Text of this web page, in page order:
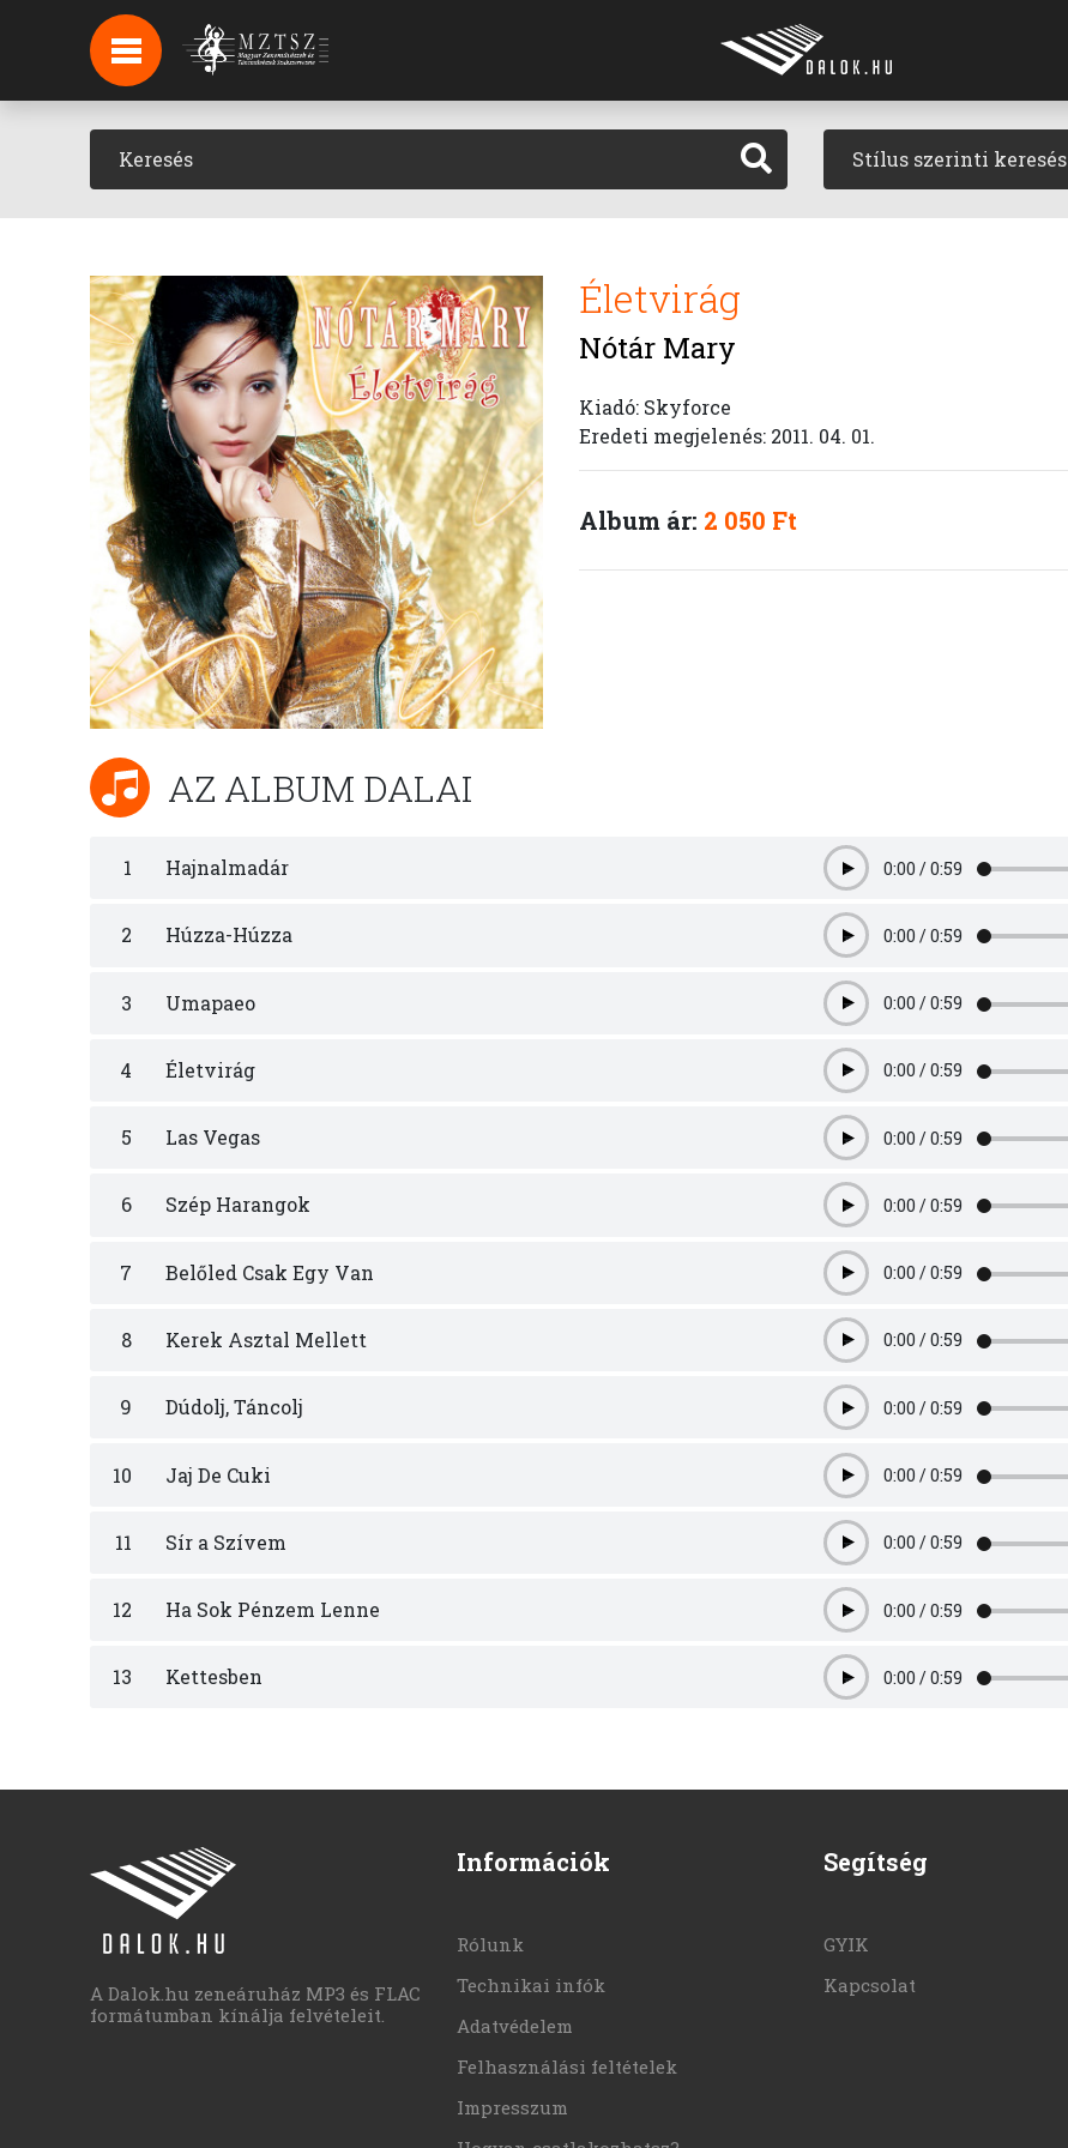
HÍREK
HÍRLEVÉL FELIRATKOZÁS
PODCAST Stílus szerinti keresés
Életvirág
Nótár Mary
Kiadó: Skyforce
Eredeti megjelenés: 2011. 04. 01.
Album ár: 2 050 Ft
AZ ALBUM DALAI
1 Hajnalmadár Play0:00 /0:59
2 Húzza-Húzza Play0:00 /0:59
3 Umapaeo Play0:00 /0:59
4 Életvirág Play0:00 /0:59
5 Las Vegas Play0:00 /0:59
6 Szép Harangok Play0:00 /0:59
7 Belőled Csak Egy Van Play0:00 /0:59
8 Kerek Asztal Mellett Play0:00 /0:59
9 Dúdolj, Táncolj Play0:00 /0:59
10 Jaj De Cuki Play0:00 /0:59
11 Sír a Szívem Play0:00 /0:59
12 Ha Sok Pénzem Lenne Play0:00 /0:59
13 Kettesben Play0:00 /0:59
A Dalok.hu zeneáruház MP3 és FLAC
formátumban kínálja felvételeit.
Információk
Rólunk
Technikai infók
Adatvédelem
Felhasználási feltételek
Impresszum
Segítség
GYIK
Kapcsolat